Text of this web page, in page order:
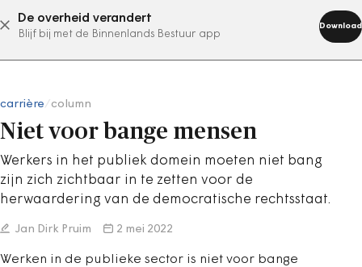
De overheid verandert
Blijf bij met de Binnenlands Bestuur app
Download
abonneer nu
carrière column
Niet voor bange mensen
Werkers in het publiek domein moeten niet bang
zijn zich zichtbaar in te zetten voor de
herwaardering van de democratische rechtsstaat.
Jan Dirk Pruim 2 mei 2022
Werken in de publieke sector is niet voor bange